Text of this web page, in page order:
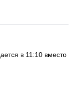
в 11:10 вместо